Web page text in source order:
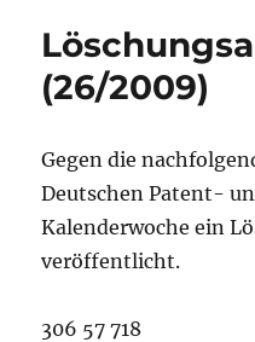
(26/2009)
Gegen die
Deutschen Patent-
Kalenderwoche ein
veröffentlicht.
306 57 718